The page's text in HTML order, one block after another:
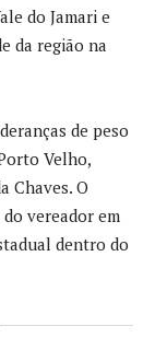
do Jamari e
da região na
de peso
Velho,
Chaves. O
vereador em
dentro do